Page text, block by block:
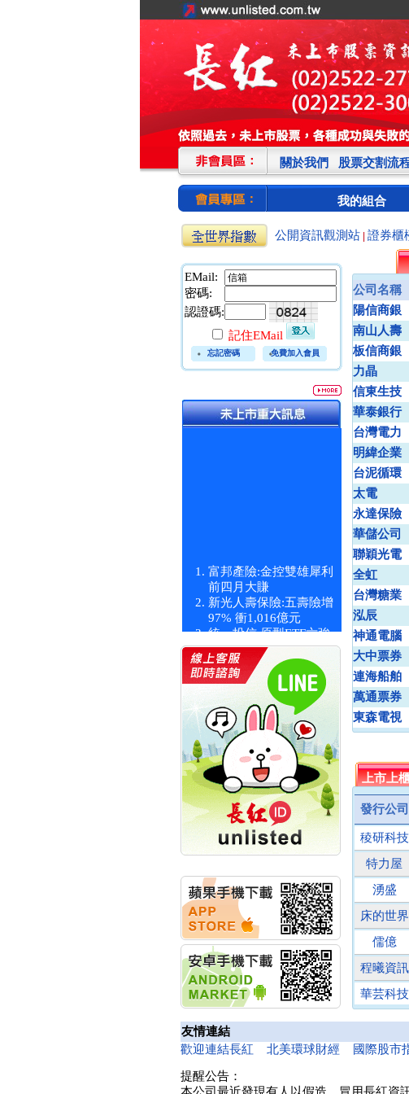
關於我們 股票交割流
我的組合
公開資訊觀測站 證券櫃
EMail:
密碼:
認證碼:
記住EMail
忘記密碼 免費加入會員
富邦產險:金控雙雄犀利
前四月大賺
新光人壽保險:五壽險增
97% 衝1,016億元
統一投信:原型ETF六強
統一投信:主動式ETF溢
價 被盯上
新光人壽保險:新壽Q1外
價金將達996億
宇辰系統科技:宇辰業績
創新高 啟動興櫃轉上櫃
計畫
明緯企業:明緯永續科技
競賽 以電源驅動善的力
量
秀育企業:秀育SHO-U儲
能系統 獲國內首張CNS
認證
聯博投信:聯博00404A
從容擁抱台股主流
華旭先進:代重要子公司
碩通散熱股份有限公司
公告董事會通過發言人
及代理發
華旭先進:代重要子公司
碩通散熱股份有限公司
公告董事會決議發行員
工認股權
碩通散熱股份有限公司
公告董事會追認113年
華旭先進:代重要子公司
碩通散熱股份有限公司
公司名稱
陽信商銀
南山人壽
板信商銀
力晶
信東生技
華泰銀行
台灣電力
明緯企業
台泥循環
太電
永達保險
華儲公司
聯穎光電
全虹
台灣糖業
泓辰
神通電腦
大中票券
連海船舶
萬通票券
東森電視
台灣集保
馬上發
民間全民
鎧鉅科技
萬里遊
醫電鼎眾
三信商銀
菘凱科技
東盈光電
匯頂電腦
南美特科
台塑網科
捷揚光電
新德科技
諾瓦材料
上市上
發行公司
稜研科技
特力屋
湧盛
床的世界
儒億
程曦資訊
華芸科技
精華生醫
和亞智慧
友情連結
歡迎連結長紅
北美環球財經 國際股市
提醒公告：